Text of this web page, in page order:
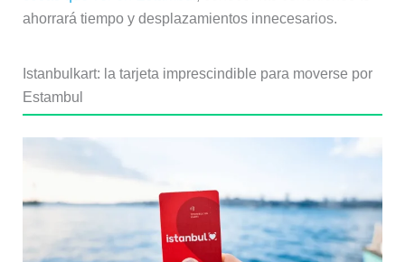
ahorrará tiempo y desplazamientos innecesarios.
Istanbulkart: la tarjeta imprescindible para moverse por
Estambul